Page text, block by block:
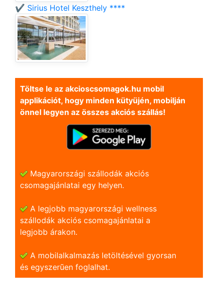
✔️ Sirius Hotel Keszthely ****
Töltse le az akcioscsomagok.hu mobil
applikációt, hogy minden kütyüjén, mobilján
önnel legyen az összes akciós szállás!
Magyarországi szállodák akciós
csomagajánlatai egy helyen.
A legjobb magyarországi wellness
szállodák akciós csomagajánlatai a
legjobb árakon.
A mobilalkalmazás letöltésével gyorsan
és egyszerũen foglalhat.